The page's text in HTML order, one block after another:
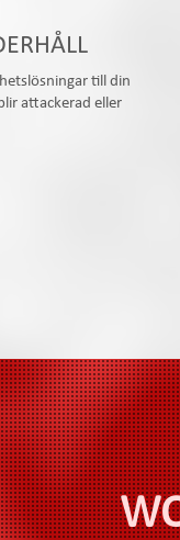
till din
attackerad eller